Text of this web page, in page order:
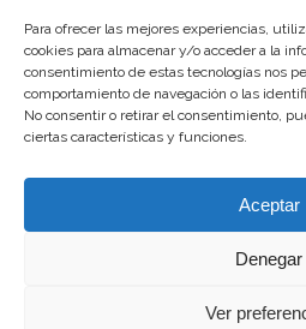
Para ofrecer las mejores experiencias,
cookies para almacenar y/o acceder a la
consentimiento de estas tecnologías nos
comportamiento de navegación o las
No consentir o retirar el consentimiento,
ciertas características y funciones.
Aceptar
Denegar
Ver
© 2026 Canary
Protección de